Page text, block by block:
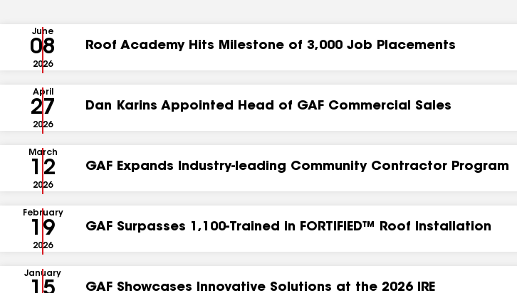
June
08
2026
Roof Academy Hits Milestone of 3,000 Job Placements
April
27
2026
Dan Karins Appointed Head of GAF Commercial Sales
March
12
2026
GAF Expands Industry-leading Community Contractor Program
February
19
2026
GAF Surpasses 1,100-Trained in FORTIFIED™ Roof Installation
January
GAF Showcases Innovative Solutions at the 2026 IRE